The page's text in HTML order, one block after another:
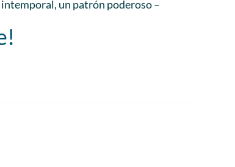
un patrón poderoso –